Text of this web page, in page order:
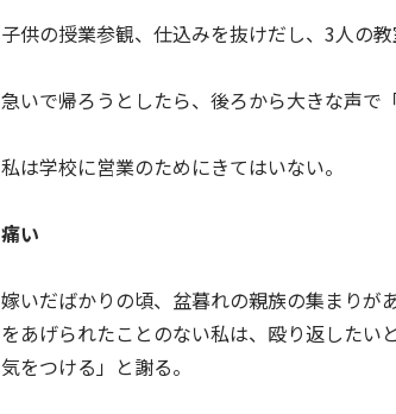
子供の授業参観、仕込みを抜けだし、3人の
急いで帰ろうとしたら、後ろから大きな声で
私は学校に営業のためにきてはいない。
痛い
嫁いだばかりの頃、盆暮れの親族の集まりが
をあげられたことのない私は、殴り返したい
気をつける」と謝る。